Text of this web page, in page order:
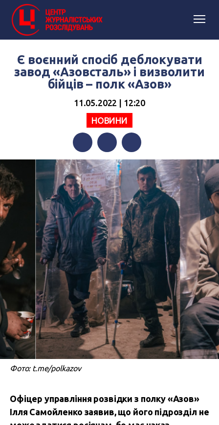
Є воєнний спосіб деблокувати
завод «Азовсталь» і визволити
бійців – полк «Азов»
11.05.2022 | 12:20
НОВИНИ
FacebookTwitterTelegram
Фото: t.me/polkazov
Офіцер управління розвідки з полку «Азов»
Ілля Самойленко заявив, що його підрозділ не